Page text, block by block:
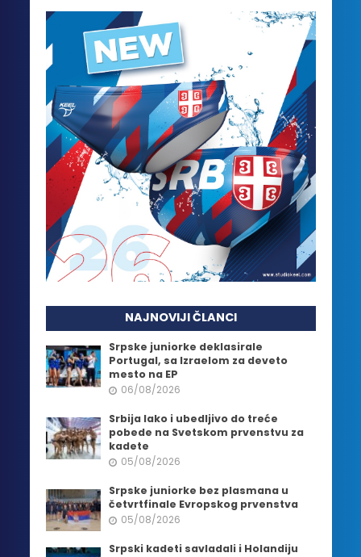
NAJNOVIJI ČLANCI
Srpske juniorke deklasirale
Portugal, sa Izraelom za deveto
mesto na EP
06/08/2026
Srbija lako i ubedljivo do treće
pobede na Svetskom prvenstvu za
kadete
05/08/2026
Srpske juniorke bez plasmana u
četvrtfinale Evropskog prvenstva
05/08/2026
Srpski kadeti savladali i Holandiju